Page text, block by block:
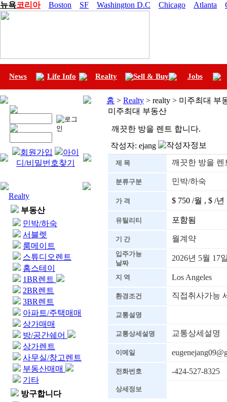
뉴욕코리아 Boston SF Washington D.C Chicago Atlanta
News Life Info Realty Sell & Buy Jobs
회원가입
아이
디/비밀번호찾기
Realty
부동산
민박/하숙
서블렛
룸메이트
스튜디오렌트
홈스테이
1BR렌트
2BR렌트
3BR렌트
아파트/주택매매
상가매매
방/공간쉐어
상가렌트
사무실/창고렌트
부동산매매
기타
방구합니다
홈 > Realty > realty > 미주최대 부
미주최대 부동산
깨끗한 방을 렌트 합니다.
작성자: ejang
제 목 깨끗한 방을 렌
분류구분 민박/하숙
가 격 $ 750 /월 , $ /년
유틸리티 포함됨
기 간 월계약
입주가능
날짜
2026년 5월 17
지 역 Los Angeles
환경조건 직접취사가능
교통설명
교통상세설명 교통상세설명
이메일
전화번호 -424-527-8325
상세정보